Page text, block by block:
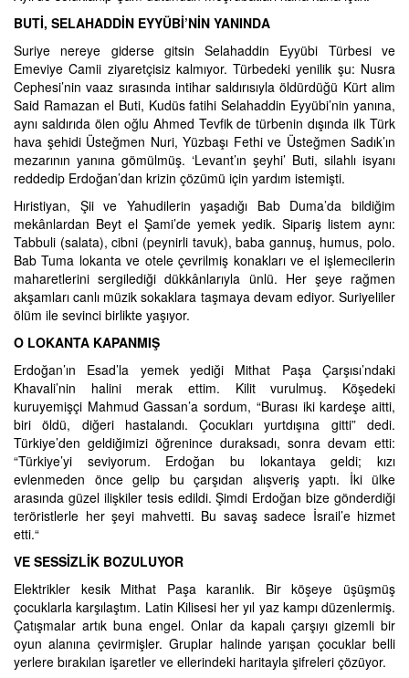
BUTİ, SELAHADDİN EYYÜBİ’NİN YANINDA
Suriye nereye giderse gitsin Selahaddin Eyyübi Türbesi ve
Emeviye Camii ziyaretçisiz kalmıyor. Türbedeki yenilik şu: Nusra
Cephesi’nin vaaz sırasında intihar saldırısıyla öldürdüğü Kürt alim
Said Ramazan el Buti, Kudüs fatihi Selahaddin Eyyübi’nin yanına,
aynı saldırıda ölen oğlu Ahmed Tevfik de türbenin dışında ilk Türk
hava şehidi Üsteğmen Nuri, Yüzbaşı Fethi ve Üsteğmen Sadık’ın
mezarının yanına gömülmüş. ‘Levant’ın şeyhi’ Buti, silahlı isyanı
reddedip Erdoğan’dan krizin çözümü için yardım istemişti.
Hıristiyan, Şii ve Yahudilerin yaşadığı Bab Duma’da bildiğim
mekânlardan Beyt el Şami’de yemek yedik. Sipariş listem aynı:
Tabbuli (salata), cibni (peynirli tavuk), baba gannuş, humus, polo.
Bab Tuma lokanta ve otele çevrilmiş konakları ve el işlemecilerin
maharetlerini sergilediği dükkânlarıyla ünlü. Her şeye rağmen
akşamları canlı müzik sokaklara taşmaya devam ediyor. Suriyeliler
ölüm ile sevinci birlikte yaşıyor.
O LOKANTA KAPANMIŞ
Erdoğan’ın Esad’la yemek yediği Mithat Paşa Çarşısı’ndaki
Khavali’nin halini merak ettim. Kilit vurulmuş. Köşedeki
kuruyemişçi Mahmud Gassan’a sordum, “Burası iki kardeşe aitti,
biri öldü, diğeri hastalandı. Çocukları yurtdışına gitti” dedi.
Türkiye’den geldiğimizi öğrenince duraksadı, sonra devam etti:
“Türkiye’yi seviyorum. Erdoğan bu lokantaya geldi; kızı
evlenmeden önce gelip bu çarşıdan alışveriş yaptı. İki ülke
arasında güzel ilişkiler tesis edildi. Şimdi Erdoğan bize gönderdiği
teröristlerle her şeyi mahvetti. Bu savaş sadece İsrail’e hizmet
etti.“
VE SESSİZLİK BOZULUYOR
Elektrikler kesik Mithat Paşa karanlık. Bir köşeye üşüşmüş
çocuklarla karşılaştım. Latin Kilisesi her yıl yaz kampı düzenlermiş.
Çatışmalar artık buna engel. Onlar da kapalı çarşıyı gizemli bir
oyun alanına çevirmişler. Gruplar halinde yarışan çocuklar belli
yerlere bırakılan işaretler ve ellerindeki haritayla şifreleri çözüyor.